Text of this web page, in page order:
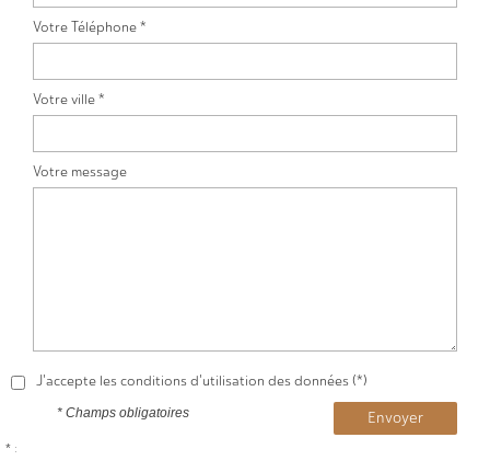
Votre Téléphone *
Votre ville *
Votre message
J'accepte les conditions d'utilisation des données (*)
Envoyer
* Champs obligatoires
* :